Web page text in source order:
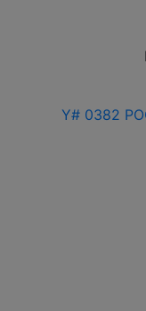
Y# 0382